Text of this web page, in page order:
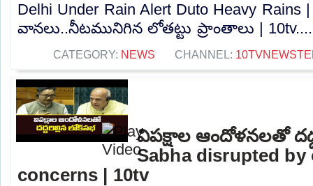
Delhi Under Rain Alert Duto Heavy
వానలు..నీటమునిగిన లోతట్టు ప్రాంతాలు |
CATEGORY: NEWS CHANNEL:
విపక్షాల ఆందోళనలతో
Sabha disrupted
concerns | 10tv